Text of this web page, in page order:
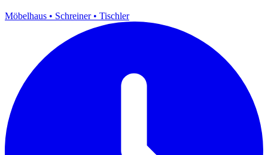
Möbelhaus • Schreiner • Tischler